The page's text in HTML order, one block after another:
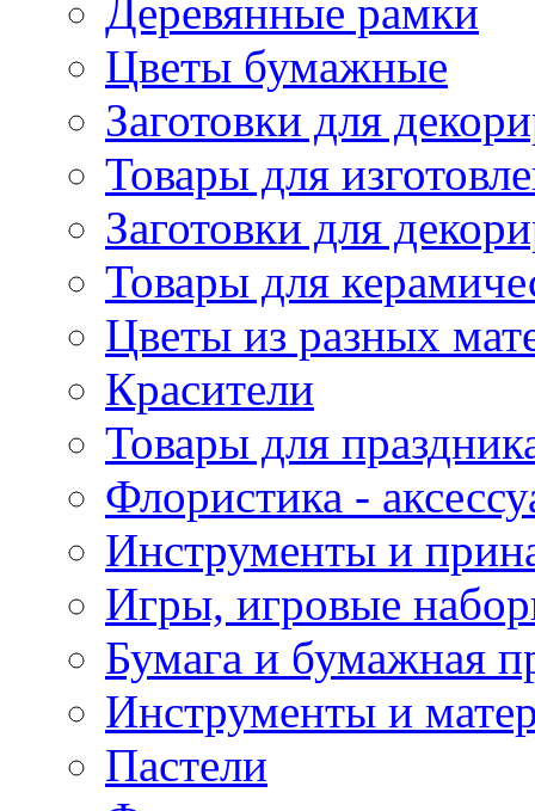
Деревянные рамки
Цветы бумажные
Заготовки для
Товары для
Заготовки для
Товары для
Цветы из разных
Красители
Товары для
Флористика -
Инструменты и
Игры, игровые
Бумага и бумажная
Инструменты и
Пастели